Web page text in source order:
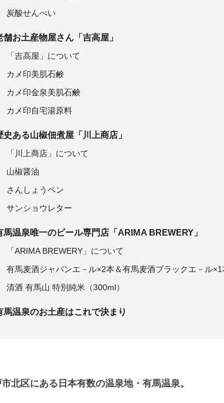
炭酸せんべい
舗お土産物屋さん「吉高屋」
「吉高屋」について
カメ印美肌石鹸
カメ印金泉美肌石鹸
カメ印自宅湯原料
史ある山椒佃煮屋「川上商店」
「川上商店」について
山椒醤油
さんしょうペン
サンショウレター
馬温泉唯一のビール専門店「ARIMA BREWERY」
「ARIMA BREWERY」について
有馬麦酒ジャパンエ－ル×2本＆有馬麦酒ブラックエ－ル×1
清酒 有馬山 特別純米（300ml）
馬温泉のお土産はこれで決まり
市北区にある日本有数の温泉地・有馬温泉。